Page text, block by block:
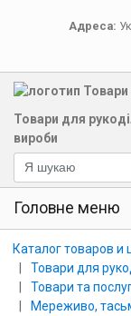
Адреса:
Товари для
вироби
Головне меню
Каталог товаров и
Товари для
Товари та
Мереживо,